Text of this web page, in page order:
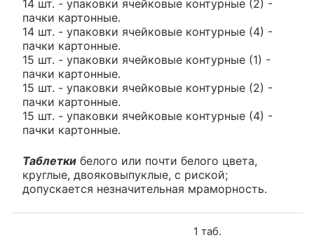
14 шт. - упаковки ячейковые контурные (2) -
пачки картонные.
14 шт. - упаковки ячейковые контурные (4) -
пачки картонные.
15 шт. - упаковки ячейковые контурные (1) -
пачки картонные.
15 шт. - упаковки ячейковые контурные (2) -
пачки картонные.
15 шт. - упаковки ячейковые контурные (4) -
пачки картонные.
Таблетки белого или почти белого цвета,
круглые, двояковыпуклые, с риской;
допускается незначительная мраморность.
1 таб.